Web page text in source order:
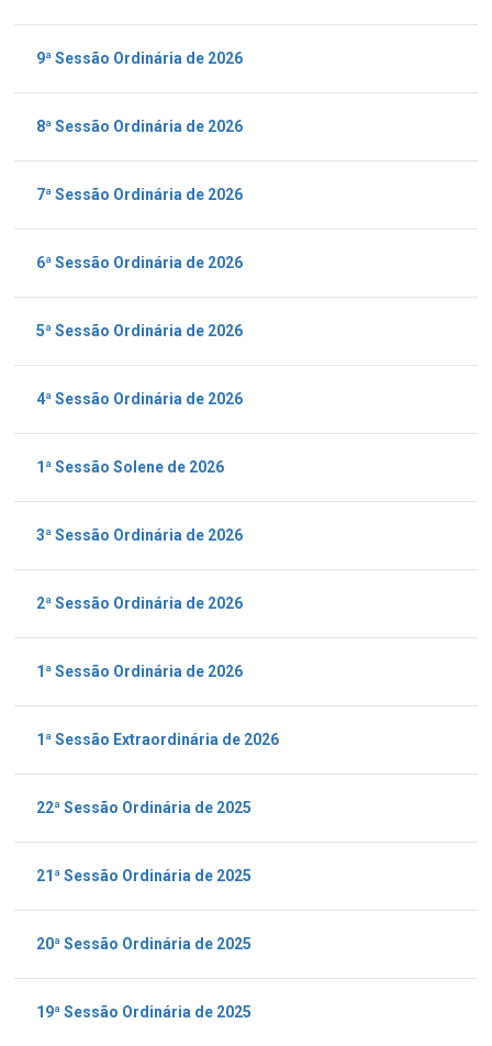
9ª Sessão Ordinária de 2026
8ª Sessão Ordinária de 2026
7ª Sessão Ordinária de 2026
6ª Sessão Ordinária de 2026
5ª Sessão Ordinária de 2026
4ª Sessão Ordinária de 2026
1ª Sessão Solene de 2026
3ª Sessão Ordinária de 2026
2ª Sessão Ordinária de 2026
1ª Sessão Ordinária de 2026
1ª Sessão Extraordinária de 2026
22ª Sessão Ordinária de 2025
21ª Sessão Ordinária de 2025
20ª Sessão Ordinária de 2025
19ª Sessão Ordinária de 2025